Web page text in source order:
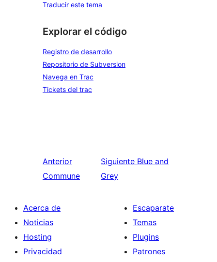
Traducir este tema
Explorar el código
Registro de desarrollo
Repositorio de Subversion
Navega en Trac
Tickets del trac
Anterior
Commune
Siguiente Blue and
Grey
Acerca de
Noticias
Hosting
Privacidad
Escaparate
Temas
Plugins
Patrones